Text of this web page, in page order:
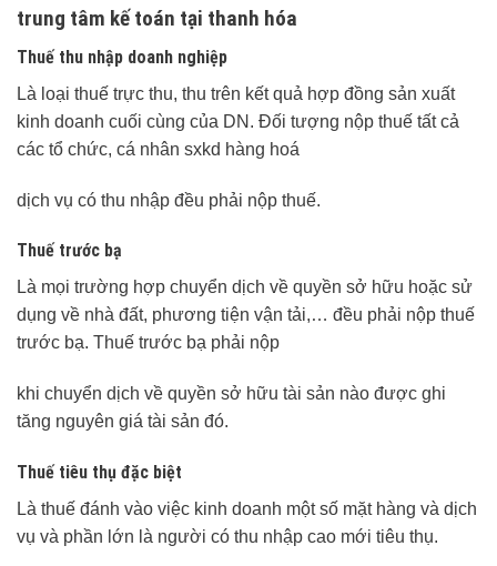
trung tâm kế toán tại thanh hóa
Thuế thu nhập doanh nghiệp
Là loại thuế trực thu, thu trên kết quả hợp đồng sản xuất
kinh doanh cuối cùng của DN. Đối tượng nộp thuế tất cả
các tổ chức, cá nhân sxkd hàng hoá
dịch vụ có thu nhập đều phải nộp thuế.
Thuế trước bạ
Là mọi trường hợp chuyển dịch về quyền sở hữu hoặc sử
dụng về nhà đất, phương tiện vận tải,… đều phải nộp thuế
trước bạ. Thuế trước bạ phải nộp
khi chuyển dịch về quyền sở hữu tài sản nào được ghi
tăng nguyên giá tài sản đó.
Thuế tiêu thụ đặc biệt
Là thuế đánh vào việc kinh doanh một số mặt hàng và dịch
vụ và phần lớn là người có thu nhập cao mới tiêu thụ.